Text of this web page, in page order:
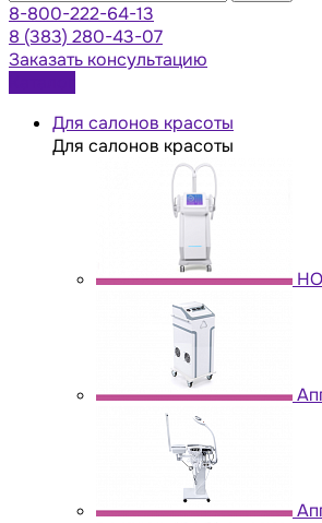
8-800-222-64-13
8 (383) 280-43-07
Заказать консультацию
Для салонов красоты
Для салонов красоты